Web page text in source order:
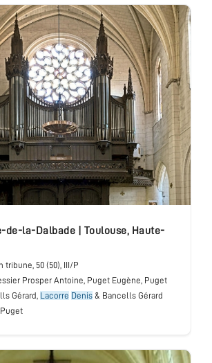
de-la-Dalbade Toulouse, Haute-
tribune, 50 (50), III/P
Prosper Antoine, Puget Eugène, Puget
Gérard, Lacorre Denis & Bancells Gérard
Puget